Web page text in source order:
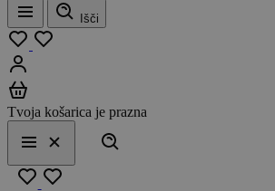
Meni
Išči
Tvoja košarica je prazna
Meni
Zapri